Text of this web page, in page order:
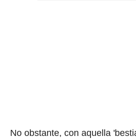
No obstante, con aquella